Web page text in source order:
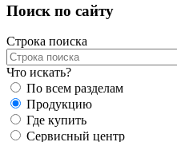
Поиск по сайту
Строка поиска
Что искать?
По всем разделам
Продукцию
Где купить
Сервисный центр